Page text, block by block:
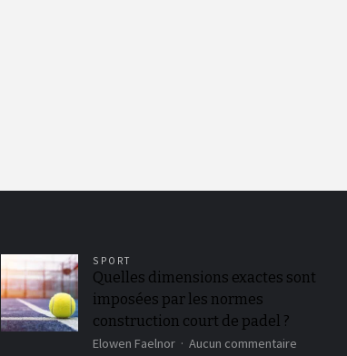
SPORT
Quelles dimensions exactes sont
imposées par les normes
construction court de padel ?
Elowen Faelnor Aucun commentaire